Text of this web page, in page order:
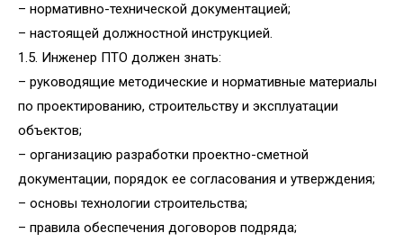
– нормативно-технической документацией;
– настоящей должностной инструкцией.
1.5. Инженер ПТО должен знать:
– руководящие методические и нормативные материалы
по проектированию, строительству и эксплуатации
объектов;
– организацию разработки проектно-сметной
документации, порядок ее согласования и утверждения;
– основы технологии строительства;
– правила обеспечения договоров подряда;